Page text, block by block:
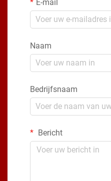
E-mail
Naam
Bedrijfsnaam
Bericht